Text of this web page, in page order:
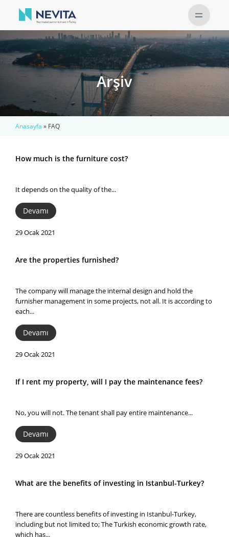
Arşiv
Anasayfa » FAQ
How much is the furniture cost?
It depends on the quality of the...
Devamı
29 Ocak 2021
Are the properties furnished?
The company will manage the internal design and hold the
furnisher management in some projects, not all. It is according to
each...
Devamı
29 Ocak 2021
If I rent my property, will I pay the maintenance fees?
No, you will not. The tenant shall pay entire maintenance...
Devamı
29 Ocak 2021
What are the benefits of investing in Istanbul-Turkey?
There are countless benefits of investing in Istanbul-Turkey,
including but not limited to; The Turkish economic growth rate,
which has...